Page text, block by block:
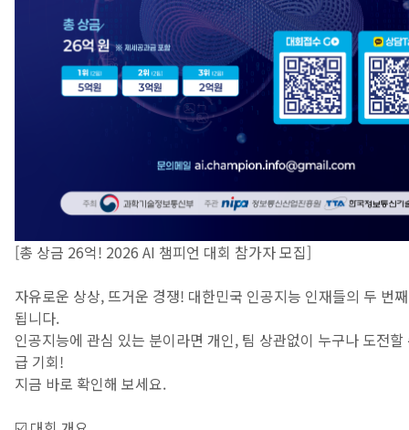
[총 상금 26억! 2026 AI 챔피언 대회 참가자 모집]
자유로운 상상, 뜨거운 경쟁! 대한민국 인공지능 인재들의 두 번
됩니다.
인공지능에 관심 있는 분이라면 개인, 팀 상관없이 누구나 도전
급 기회!
지금 바로 확인해 보세요.